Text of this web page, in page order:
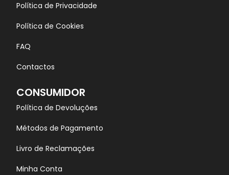
Política de Privacidade
Política de Cookies
FAQ
Contactos
CONSUMIDOR
Política de Devoluções
Métodos de Pagamento
Livro de Reclamações
Minha Conta